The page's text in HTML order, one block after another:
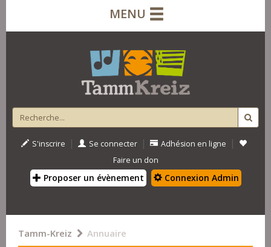
MENU
S'inscrire | Se connecter | Adhésion en ligne |
Faire un don
Proposer un évènement Connexion Admin
Tamm-Kreiz Annuaire